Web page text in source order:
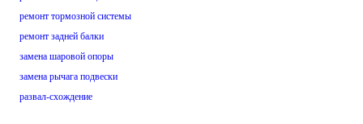
ремонт тормозной системы
ремонт задней балки
замена шаровой опоры
замена рычага подвески
развал-схождение